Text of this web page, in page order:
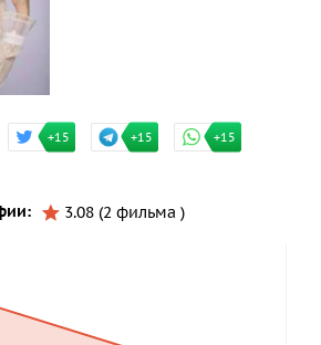
+15 +15 +15
3.08 (2 фильма )